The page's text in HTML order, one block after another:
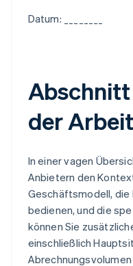
Datum: ________
der
In einer vagen
Anbietern den
Geschäftsmodell,
bedienen, und die
können Sie
einschließlich